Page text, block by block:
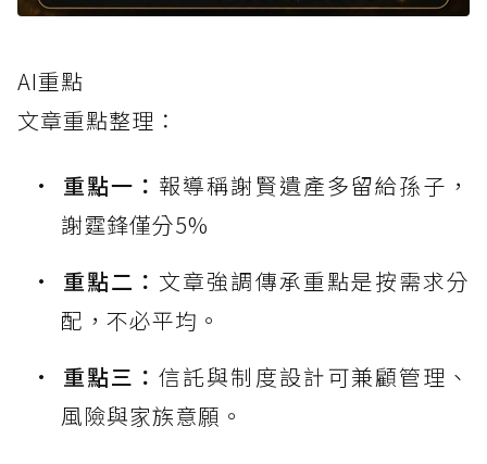
AI重點
文章重點整理：
重點一： 報導稱謝賢遺產多留給孫子，
謝霆鋒僅分5%
重點二： 文章強調傳承重點是按需求分
配，不必平均。
重點三：信託與制度設計可兼顧管理、
風險與家族意願。